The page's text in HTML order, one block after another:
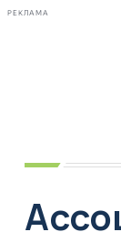
РЕКЛАМА